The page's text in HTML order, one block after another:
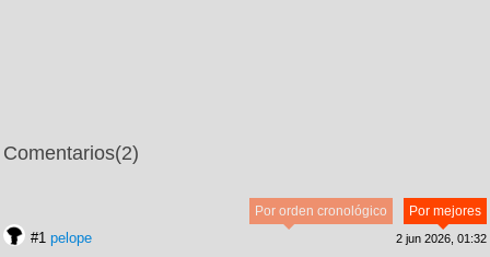
Comentarios(2)
Por mejores
Por orden cronológico
#1 pelope 2 jun 2026, 01:32